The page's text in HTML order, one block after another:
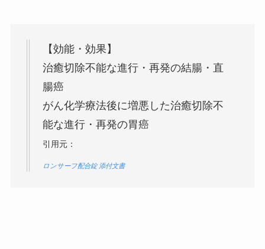
【効能・効果】
治癒切除不能な進行・再発の結腸・直
腸癌
がん化学療法後に増悪した治癒切除不
能な進行・再発の胃癌
引用元：
ロンサーフ配合錠 添付文書